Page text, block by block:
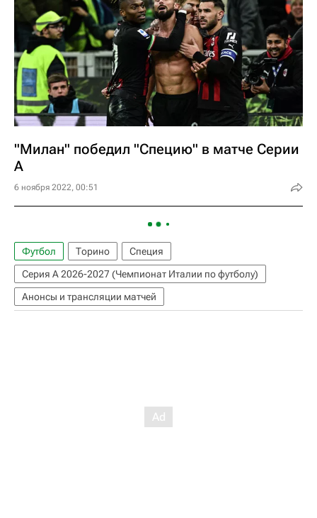
"Милан" победил "Специю" в матче Серии
А
6 ноября 2022, 00:51
Футбол Торино
Специя
Серия А 2026-2027 (Чемпионат Италии по футболу)
Анонсы и трансляции матчей